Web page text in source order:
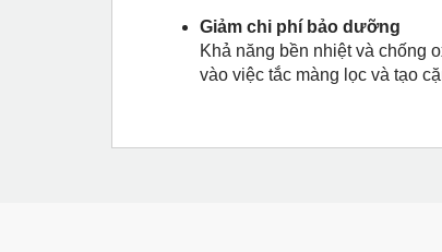
Giảm chi phí bảo dưỡng
Khả năng bền nhiệt và chống
vào việc tắc màng lọc và tạo